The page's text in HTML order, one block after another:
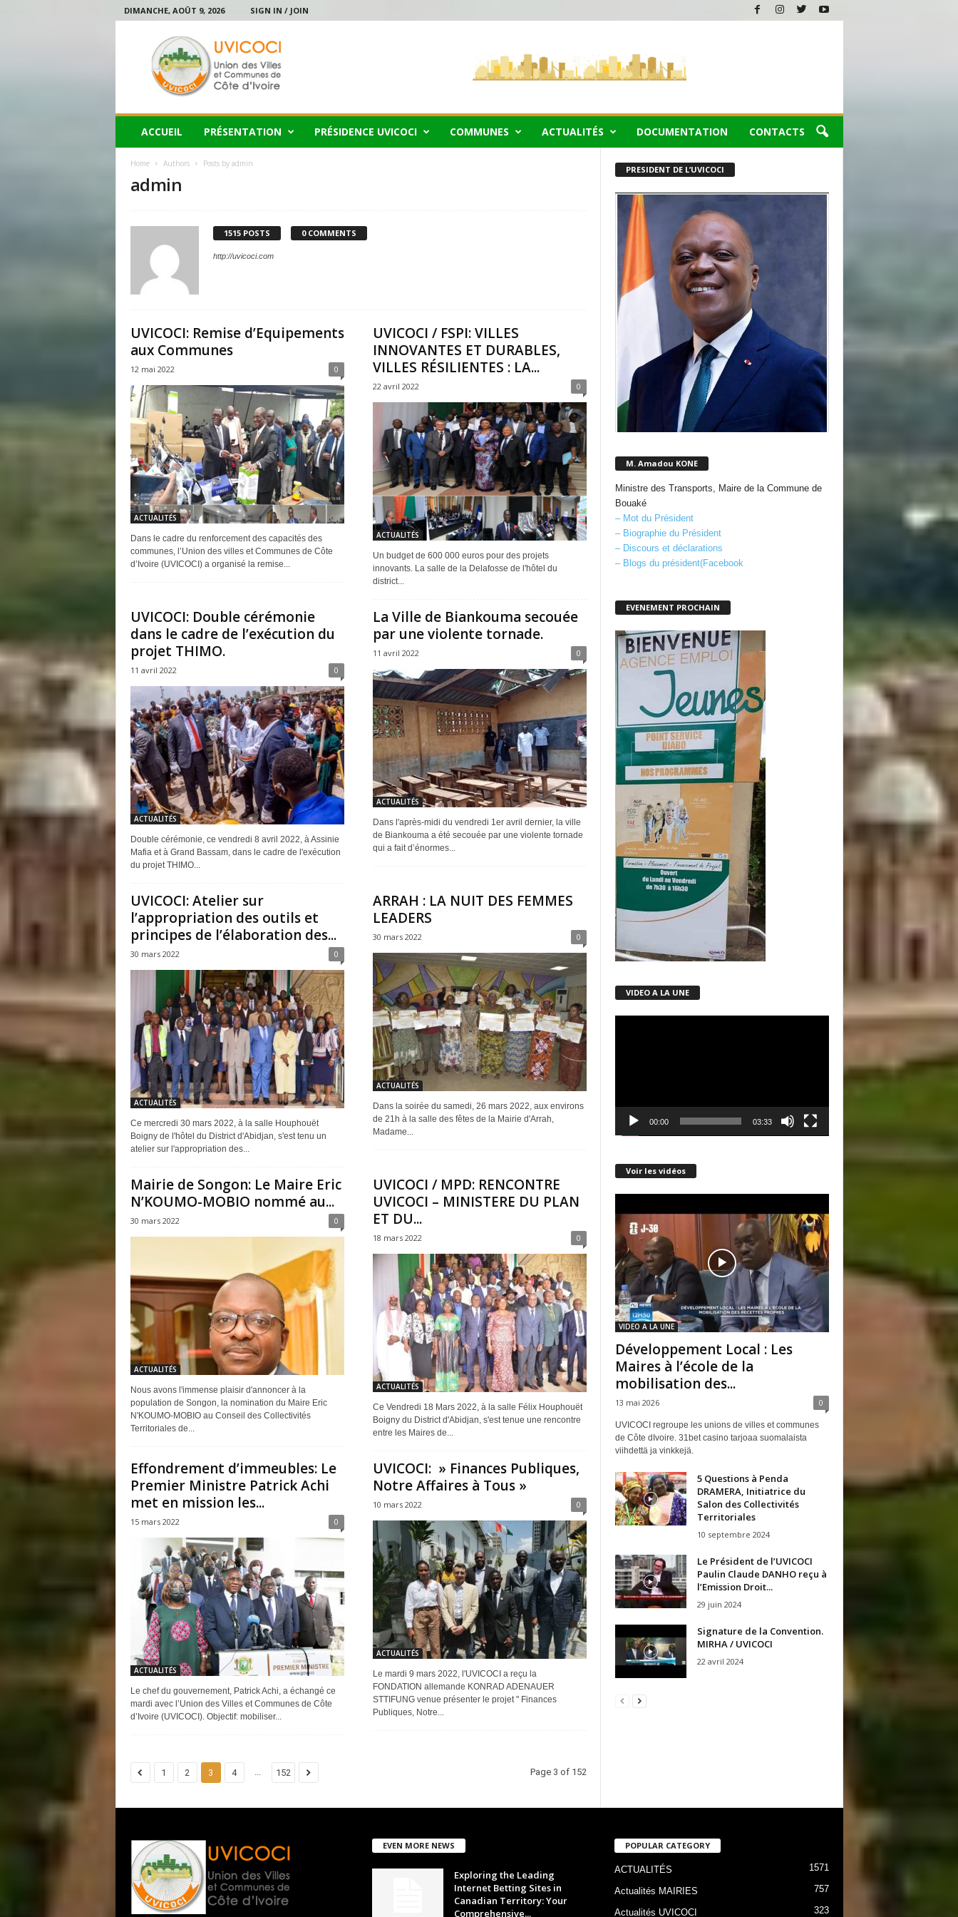
DIMANCHE, AOÛT 9, 2026 SIGN IN / JOIN
ACCUEIL PRÉSENTATION PRÉSIDENCE UVICOCI COMMUNES ACTUALITÉS DOCUMENTATION CONTACTS
Home Authors Posts by admin
admin
1515 POSTS 0 COMMENTS
http://uvicoci.com
UVICOCI: Remise d’Equipements
aux Communes
12 mai 2022 0
ACTUALITÉS
Dans le cadre du renforcement des capacités des
communes, l’Union des villes et Communes de Côte
d’Ivoire (UVICOCI) a organisé la remise...
UVICOCI / FSPI: VILLES
INNOVANTES ET DURABLES,
VILLES RÉSILIENTES : LA...
22 avril 2022 0
ACTUALITÉS
Un budget de 600 000 euros pour des projets
innovants. La salle de la Delafosse de l'hôtel du
district...
UVICOCI: Double cérémonie
dans le cadre de l’exécution du
projet THIMO.
11 avril 2022 0
ACTUALITÉS
Double cérémonie, ce vendredi 8 avril 2022, à Assinie
Mafia et à Grand Bassam, dans le cadre de l'exécution
du projet THIMO...
La Ville de Biankouma secouée
par une violente tornade.
11 avril 2022 0
ACTUALITÉS
Dans l'après-midi du vendredi 1er avril dernier, la ville
de Biankouma a été secouée par une violente tornade
qui a fait d’énormes...
UVICOCI: Atelier sur
l’appropriation des outils et
principes de l’élaboration des...
30 mars 2022 0
ACTUALITÉS
Ce mercredi 30 mars 2022, à la salle Houphouët
Boigny de l'hôtel du District d'Abidjan, s'est tenu un
atelier sur l'appropriation des...
ARRAH : LA NUIT DES FEMMES
LEADERS
30 mars 2022 0
ACTUALITÉS
Dans la soirée du samedi, 26 mars 2022, aux environs
de 21h à la salle des fêtes de la Mairie d'Arrah,
Madame...
Mairie de Songon: Le Maire Eric
N’KOUMO-MOBIO nommé au...
30 mars 2022 0
ACTUALITÉS
Nous avons l'immense plaisir d'annoncer à la
population de Songon, la nomination du Maire Eric
N'KOUMO-MOBIO au Conseil des Collectivités
Territoriales de...
UVICOCI / MPD: RENCONTRE
UVICOCI – MINISTERE DU PLAN
ET DU...
18 mars 2022 0
ACTUALITÉS
Ce Vendredi 18 Mars 2022, à la salle Félix Houphouët
Boigny du District d'Abidjan, s'est tenue une rencontre
entre les Maires de...
Effondrement d’immeubles: Le
Premier Ministre Patrick Achi
met en mission les...
15 mars 2022 0
ACTUALITÉS
Le chef du gouvernement, Patrick Achi, a échangé ce
mardi avec l’Union des Villes et Communes de Côte
d’Ivoire (UVICOCI). Objectif: mobiliser...
UVICOCI: » Finances Publiques,
Notre Affaires à Tous »
10 mars 2022 0
ACTUALITÉS
Le mardi 9 mars 2022, l'UVICOCI a reçu la
FONDATION allemande KONRAD ADENAUER
STTIFUNG venue présenter le projet " Finances
Publiques, Notre...
1 2 3 4 ... 152 Page 3 of 152
PRESIDENT DE L’UVICOCI
M. Amadou KONE
Ministre des Transports, Maire de la Commune de
Bouaké
– Mot du Président
– Biographie du Président
– Discours et déclarations
– Blogs du président(Facebook
EVENEMENT PROCHAIN
VIDEO A LA UNE
00:00 03:33
Voir les vidéos
VIDEO A LA UNE
Développement Local : Les
Maires à l’école de la
mobilisation des...
13 mai 2026 0
UVICOCI regroupe les unions de villes et communes
de Côte dIvoire. 31bet casino tarjoaa suomalaista
viihdettä ja vinkkejä.
5 Questions à Penda
DRAMERA, Initiatrice du
Salon des Collectivités
Territoriales
10 septembre 2024
Le Président de l’UVICOCI
Paulin Claude DANHO reçu à
l’Emission Droit...
29 juin 2024
Signature de la Convention.
MIRHA / UVICOCI
22 avril 2024
EVEN MORE NEWS
Exploring the Leading
Internet Betting Sites in
Canadian Territory: Your
Comprehensive...
POPULAR CATEGORY
ACTUALITÉS 1571
Actualités MAIRIES 757
Actualités UVICOCI 323